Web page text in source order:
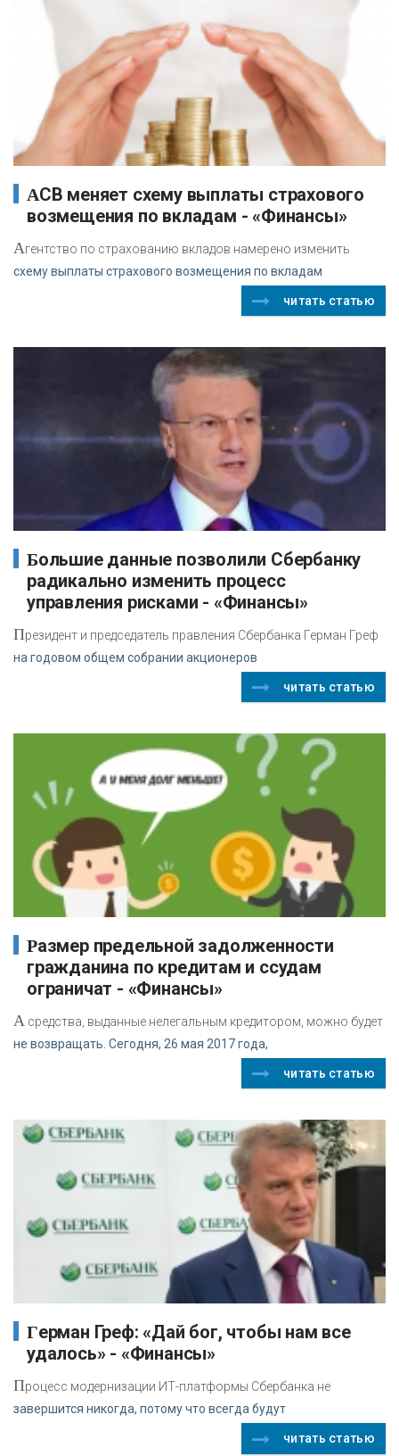
АСВ меняет схему выплаты страхового
возмещения по вкладам - «Финансы»
Агентство по страхованию вкладов намерено изменить
схему выплаты страхового возмещения по вкладам
читать статью
Большие данные позволили Сбербанку
радикально изменить процесс
управления рисками - «Финансы»
Президент и председатель правления Сбербанка Герман Греф
на годовом общем собрании акционеров
читать статью
Размер предельной задолженности
гражданина по кредитам и ссудам
ограничат - «Финансы»
А средства, выданные нелегальным кредитором, можно будет
не возвращать. Сегодня, 26 мая 2017 года,
читать статью
Герман Греф: «Дай бог, чтобы нам все
удалось» - «Финансы»
Процесс модернизации ИТ-платформы Сбербанка не
завершится никогда, потому что всегда будут
читать статью